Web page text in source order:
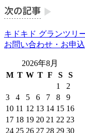
キドキド グランツリ
お問い合わせ・お申
2026年8月
M T W T F S
S
1
2
3
4 5 6 7 8
9
10 11 12 13 14 15 16
17 18 19 20 21 22 23
24 25 26 27 28 29 30